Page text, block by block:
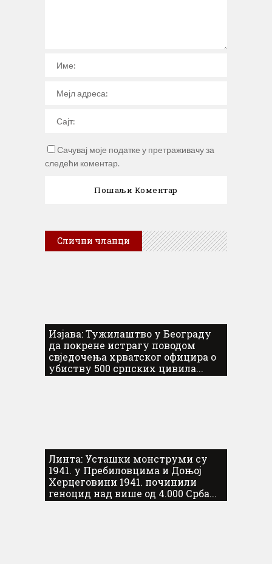
Сачувај моје податке у претраживачу за
следећи коментар.
Слични чланци
Изјава: Тужилаштво у Београду
да покрене истрагу поводом
свједочења хрватског официра о
убиству 500 српских цивила...
Линта: Усташки монструми су
1941. у Пребиловцима и Доњој
Херцеговини 1941. починили
геноцид над више од 4.000 Срба...